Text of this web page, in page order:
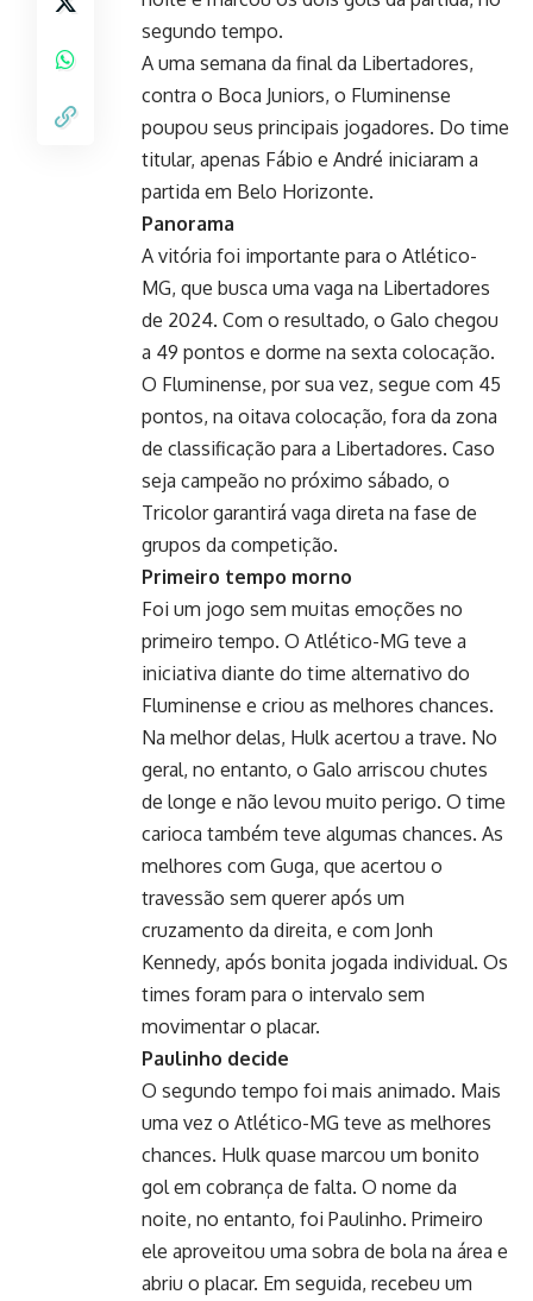
segundo tempo.
A uma semana da final da Libertadores,
contra o Boca Juniors, o Fluminense
poupou seus principais jogadores. Do time
titular, apenas Fábio e André iniciaram a
partida em Belo Horizonte.
Panorama
A vitória foi importante para o Atlético-
MG, que busca uma vaga na Libertadores
de 2024. Com o resultado, o Galo chegou
a 49 pontos e dorme na sexta colocação.
O Fluminense, por sua vez, segue com 45
pontos, na oitava colocação, fora da zona
de classificação para a Libertadores. Caso
seja campeão no próximo sábado, o
Tricolor garantirá vaga direta na fase de
grupos da competição.
Primeiro tempo morno
Foi um jogo sem muitas emoções no
primeiro tempo. O Atlético-MG teve a
iniciativa diante do time alternativo do
Fluminense e criou as melhores chances.
Na melhor delas, Hulk acertou a trave. No
geral, no entanto, o Galo arriscou chutes
de longe e não levou muito perigo. O time
carioca também teve algumas chances. As
melhores com Guga, que acertou o
travessão sem querer após um
cruzamento da direita, e com Jonh
Kennedy, após bonita jogada individual. Os
times foram para o intervalo sem
movimentar o placar.
Paulinho decide
O segundo tempo foi mais animado. Mais
uma vez o Atlético-MG teve as melhores
chances. Hulk quase marcou um bonito
gol em cobrança de falta. O nome da
noite, no entanto, foi Paulinho. Primeiro
ele aproveitou uma sobra de bola na área e
abriu o placar. Em seguida, recebeu um